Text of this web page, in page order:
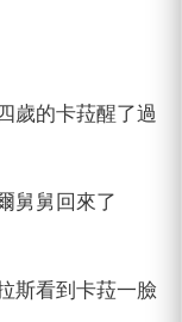
歲的卡菈醒了過
舅舅回來了
斯看到卡菈一臉